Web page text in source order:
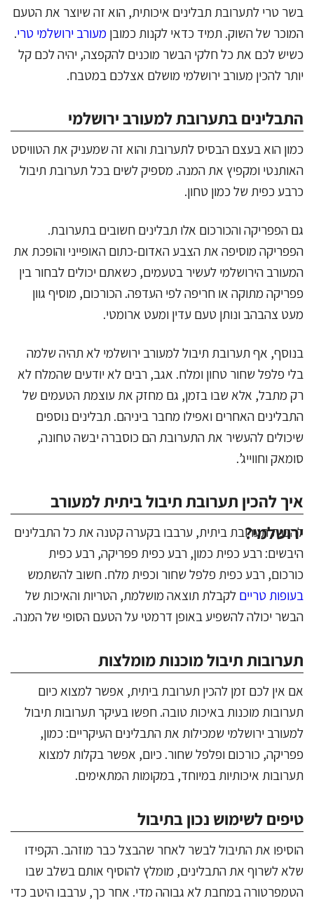
בשר טרי לתערובת תבלינים איכותית, הוא זה שיוצר את הטעם
המוכר של השוק. תמיד כדאי לקנות כמובן מעורב ירושלמי טרי.
כשיש לכם את כל חלקי הבשר מוכנים להקפצה, יהיה לכם קל
יותר להכין מעורב ירושלמי מושלם אצלכם במטבח.
התבלינים בתערובת למעורב ירושלמי
כמון הוא בעצם הבסיס לתערובת והוא זה שמעניק את הטוויסט
האותנטי ומקפיץ את המנה. מספיק לשים בכל תערובת תיבול
כרבע כפית של כמון טחון.
גם הפפריקה והכורכום אלו תבלינים חשובים בתערובת.
הפפריקה מוסיפה את הצבע האדום-כתום האופייני והופכת את
המעורב הירושלמי לעשיר בטעמים, כשאתם יכולים לבחור בין
פפריקה מתוקה או חריפה לפי העדפה. הכורכום, מוסיף גוון
מעט צהבהב ונותן טעם עדין ומעט ארומטי.
בנוסף, אף תערובת תיבול למעורב ירושלמי לא תהיה שלמה
בלי פלפל שחור טחון ומלח. אגב, רבים לא יודעים שהמלח לא
רק מתבל, אלא שבו בזמן, גם מחזק את עוצמת הטעמים של
התבלינים האחרים ואפילו מחבר ביניהם. תבלינים נוספים
שיכולים להעשיר את התערובת הם כוסברה יבשה טחונה,
סומאק וחווייג’.
איך להכין תערובת תיבול ביתית למעורב
ירושלמי?
להכנת תערובת ביתית, ערבבו בקערה קטנה את כל התבלינים
היבשים: רבע כפית כמון, רבע כפית פפריקה, רבע כפית
כורכום, רבע כפית פלפל שחור וכפית מלח. חשוב להשתמש
בעופות טריים לקבלת תוצאה מושלמת, הטריות והאיכות של
הבשר יכולה להשפיע באופן דרמטי על הטעם הסופי של המנה.
תערובות תיבול מוכנות מומלצות
אם אין לכם זמן להכין תערובת ביתית, אפשר למצוא כיום
תערובות מוכנות באיכות טובה. חפשו בעיקר תערובות תיבול
למעורב ירושלמי שמכילות את התבלינים העיקריים: כמון,
פפריקה, כורכום ופלפל שחור. כיום, אפשר בקלות למצוא
תערובות איכותיות במיוחד, במקומות המתאימים.
טיפים לשימוש נכון בתיבול
הוסיפו את התיבול לבשר לאחר שהבצל כבר מוזהב. הקפידו
שלא לשרוף את התבלינים, מומלץ להוסיף אותם בשלב שבו
הטמפרטורה במחבת לא גבוהה מדי. אחר כך, ערבבו היטב כדי